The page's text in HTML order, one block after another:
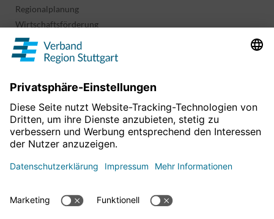
Regionalplanung
Wirtschaftsförderung
Sport und Kultur
Projekte & Programme
Informationen & Downloads
Geoinformation